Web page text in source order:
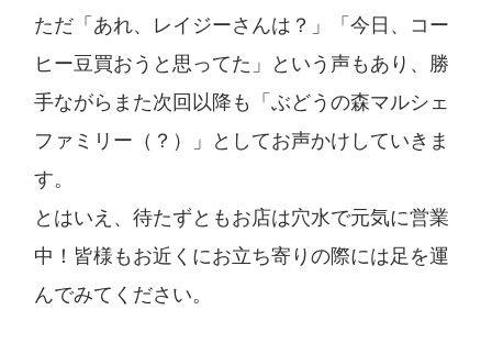
ただ「あれ、レイジーさんは？」「今日、コー
ヒー豆買おうと思ってた」という声もあり、勝
手ながらまた次回以降も「ぶどうの森マルシェ
ファミリー（？）」としてお声かけしていきま
す。
とはいえ、待たずともお店は穴水で元気に営業
中！皆様もお近くにお立ち寄りの際には足を運
んでみてください。